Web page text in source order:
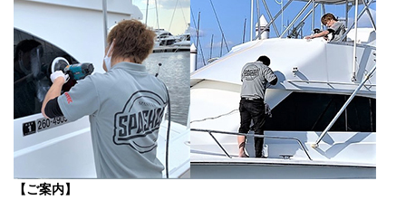
【ご案内】